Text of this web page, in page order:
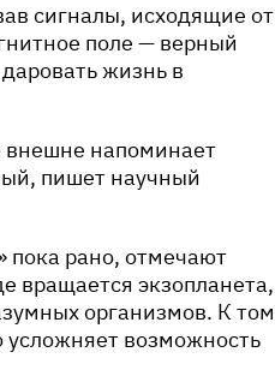
сигналы, исходящие от
поле — верный
жизнь в
внешне напоминает
пишет научный
пока рано, отмечают
вращается экзопланета,
организмов. К
возможность